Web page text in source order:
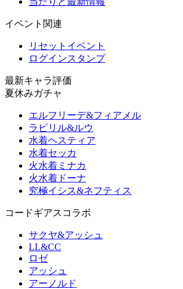
イベント関連
リセットイベント
ログインスタンプ
最新キャラ評価
夏休みガチャ
エルフリーデ&フィアメル
ラビリル&ルウ
水着ヘスティア
水着セッカ
火水着ミナカ
火水着ドーナ
究極イシス&ネフティス
コードギアスコラボ
サクヤ&アッシュ
LL&CC
ロゼ
アッシュ
アーノルド